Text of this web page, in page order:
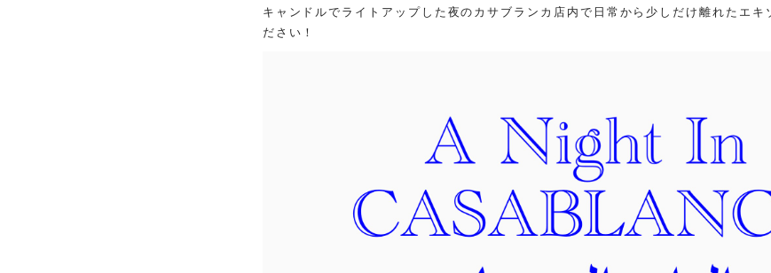
キャンドルでライトアップした夜のカサブランカ店内で日常から少しだけ離れたエキ
ださい！